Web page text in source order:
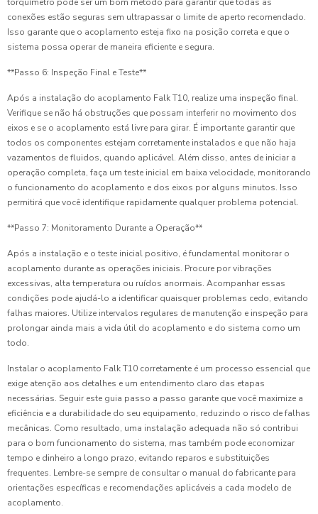
conexões estão seguras sem ultrapassar o limite de aperto recomendado.
Isso garante que o acoplamento esteja fixo na posição correta e que o
sistema possa operar de maneira eficiente e segura.
**Passo 6: Inspeção Final e Teste**
Após a instalação do acoplamento Falk T10, realize uma inspeção final.
Verifique se não há obstruções que possam interferir no movimento dos
eixos e se o acoplamento está livre para girar. É importante garantir que
todos os componentes estejam corretamente instalados e que não haja
vazamentos de fluidos, quando aplicável. Além disso, antes de iniciar a
operação completa, faça um teste inicial em baixa velocidade, monitorando
o funcionamento do acoplamento e dos eixos por alguns minutos. Isso
permitirá que você identifique rapidamente qualquer problema potencial.
**Passo 7: Monitoramento Durante a Operação**
Após a instalação e o teste inicial positivo, é fundamental monitorar o
acoplamento durante as operações iniciais. Procure por vibrações
excessivas, alta temperatura ou ruídos anormais. Acompanhar essas
condições pode ajudá-lo a identificar quaisquer problemas cedo, evitando
falhas maiores. Utilize intervalos regulares de manutenção e inspeção para
prolongar ainda mais a vida útil do acoplamento e do sistema como um
todo.
Instalar o acoplamento Falk T10 corretamente é um processo essencial que
exige atenção aos detalhes e um entendimento claro das etapas
necessárias. Seguir este guia passo a passo garante que você maximize a
eficiência e a durabilidade do seu equipamento, reduzindo o risco de falhas
mecânicas. Como resultado, uma instalação adequada não só contribui
para o bom funcionamento do sistema, mas também pode economizar
tempo e dinheiro a longo prazo, evitando reparos e substituições
frequentes. Lembre-se sempre de consultar o manual do fabricante para
orientações específicas e recomendações aplicáveis a cada modelo de
acoplamento.